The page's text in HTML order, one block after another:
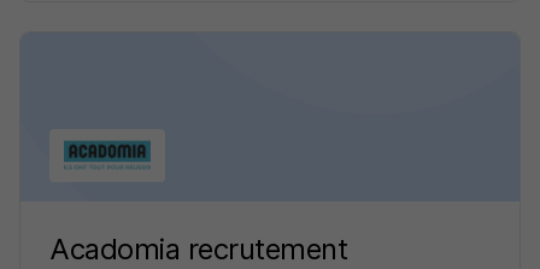
Acadomia recrutement